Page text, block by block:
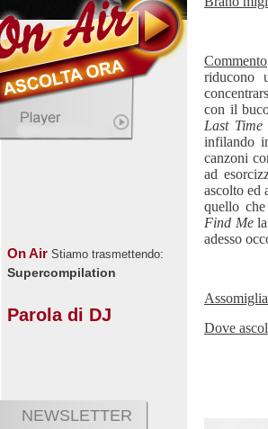
On Air Stiamo trasmettendo:
Supercompilation
Parola di DJ
NEWSLETTER
Commento
riducono
con il
Last Time
infilando
canzoni
ad
ascolto ed
quello
Find Mela
adesso
Dove